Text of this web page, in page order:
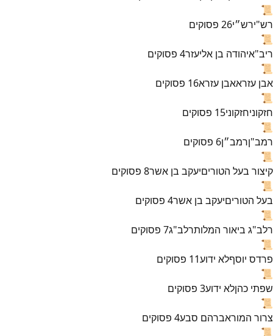
📜
רש"ירש״י26 פסוקים
📜
ריב"איהודה בן אליעזר4 פסוקים
📜
אבן עזראאבן עזרא16 פסוקים
📜
חזקוניחזקוני15 פסוקים
📜
רמב"ןרמב״ן6 פסוקים
📜
קיצור בעל הטוריםיעקב בן אשר8 פסוקים
📜
בעל הטוריםיעקב בן אשר4 פסוקים
📜
רלב"ג ביאור המלותרלב"ג7 פסוקים
📜
פרדס יוסףלא ידוע11 פסוקים
📜
שפתי כהןלא ידוע3 פסוקים
📜
צרור המוראברהם סבע4 פסוקים
📜